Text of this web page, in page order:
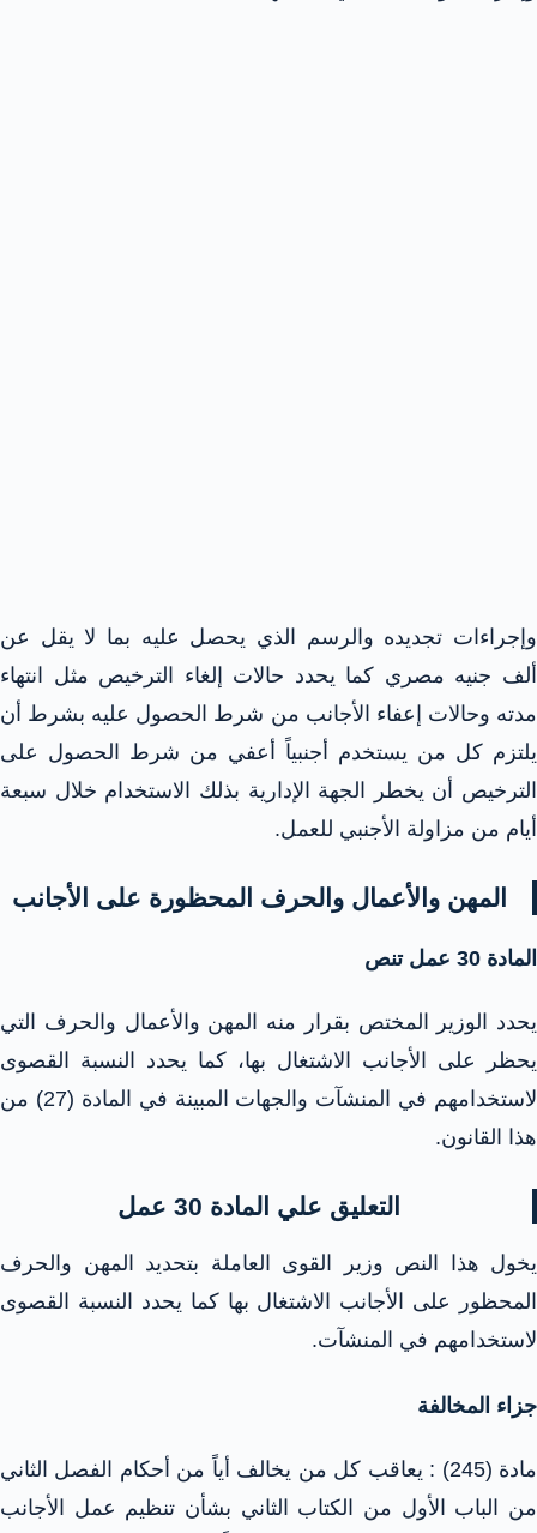
وإجراءات تجديده والرسم الذي يحصل عليه بما لا يقل عن
ألف جنيه مصري كما يحدد حالات إلغاء الترخيص مثل انتهاء
مدته وحالات إعفاء الأجانب من شرط الحصول عليه بشرط أن
يلتزم كل من يستخدم أجنبياً أعفي من شرط الحصول على
الترخيص أن يخطر الجهة الإدارية بذلك الاستخدام خلال سبعة
أيام من مزاولة الأجنبي للعمل.
المهن والأعمال والحرف المحظورة على الأجانب
المادة 30 عمل تنص
يحدد الوزير المختص بقرار منه المهن والأعمال والحرف التي
يحظر على الأجانب الاشتغال بها، كما يحدد النسبة القصوى
لاستخدامهم في المنشآت والجهات المبينة في المادة (27) من
هذا القانون.
التعليق علي المادة 30 عمل
يخول هذا النص وزير القوى العاملة بتحديد المهن والحرف
المحظور على الأجانب الاشتغال بها كما يحدد النسبة القصوى
لاستخدامهم في المنشآت.
جزاء المخالفة
مادة (245) : يعاقب كل من يخالف أياً من أحكام الفصل الثاني
من الباب الأول من الكتاب الثاني بشأن تنظيم عمل الأجانب